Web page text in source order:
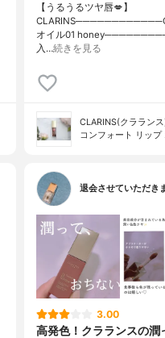
【うるうるツヤ唇💋】
オイル01
入…続きを見る
CLARINS(クララン
コンフォート リップ
退会させていただき
3.00
高発色！クラランスの潤